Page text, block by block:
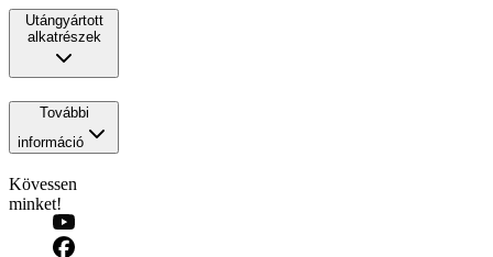
Utángyártott
alkatrészek
További
információ
Kövessen
minket!